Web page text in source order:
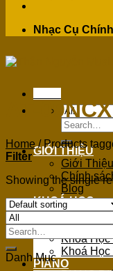
Nhạc Cụ
Search
for:
GIỚI THIỆU
Giới Thiệu
Chính
Blog
KHOÁ HỌC
Khoá Học
Khoá Học
Khoá
Khoá
PIANO
AT-
Home /Products
Filter
Showing the single
Search
for:
Danh Mục